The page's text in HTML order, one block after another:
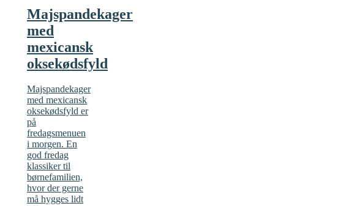
Majspandekager
med
mexicansk
oksekødsfyld
Majspandekager
med mexicansk
oksekødsfyld er
på
fredagsmenuen
i morgen. En
god fredag
klassiker til
børnefamilien,
hvor der gerne
må hygges lidt